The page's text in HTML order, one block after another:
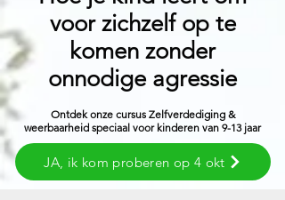
voor zichzelf op te
komen zonder
onnodige agressie
Ontdek onze cursus Zelfverdediging &
weerbaarheid speciaal voor kinderen van 9-13 jaar
JA, ik kom proberen op 4 okt